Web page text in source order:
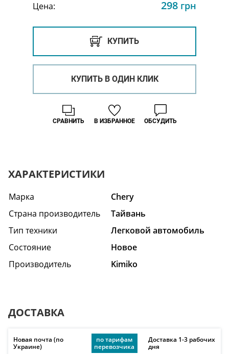
Цена:
298 грн
КУПИТЬ
КУПИТЬ В ОДИН КЛИК
В ИЗБРАННОЕ
СРАВНИТЬ ОБСУДИТЬ
ХАРАКТЕРИСТИКИ
Марка
Chery
Страна производитель
Тайвань
Тип техники
Легковой автомобиль
Состояние
Hовое
Производитель
Kimiko
ДОСТАВКА
Новая почта (по
Украине)
по тарифам
перевозчика
Доставка 1-3 рабочих
дня